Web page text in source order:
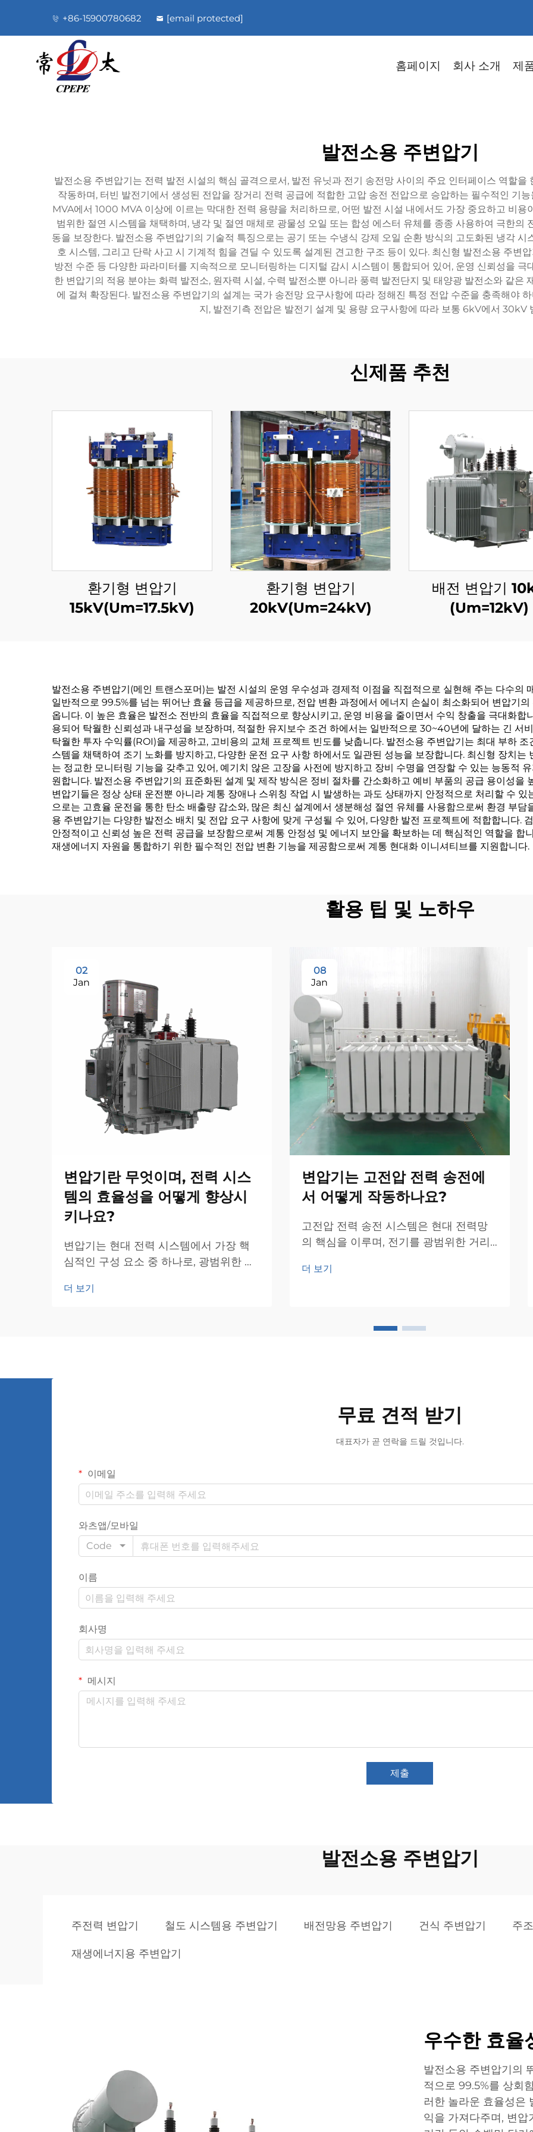
+86-15900780682 [email protected]
홈페이지 회사 소개 제
발전소용 주변압기
발전소용 주변압기는 전력 발전 시설의 핵심 골격으로서, 발전 유닛과 전기 송전망 사이의 주요 인터페이스 역할
작동하며, 터빈 발전기에서 생성된 전압을 장거리 전력 공급에 적합한 고압 송전 전압으로 승압하는 필수적인 기
MVA에서 1000 MVA 이상에 이르는 막대한 전력 용량을 처리하므로, 어떤 발전 시설 내에서도 가장 중요하고 비용
범위한 절연 시스템을 채택하며, 냉각 및 절연 매체로 광물성 오일 또는 합성 에스터 유체를 종종 사용하여 극한의
동을 보장한다. 발전소용 주변압기의 기술적 특징으로는 공기 또는 수냉식 강제 오일 순환 방식의 고도화된 냉각
호 시스템, 그리고 단락 사고 시 기계적 힘을 견딜 수 있도록 설계된 견고한 구조 등이 있다. 최신형 발전소용 주변
방전 수준 등 다양한 파라미터를 지속적으로 모니터링하는 디지털 감시 시스템이 통합되어 있어, 운영 신뢰성을
한 변압기의 적용 분야는 화력 발전소, 원자력 시설, 수력 발전소뿐 아니라 풍력 발전단지 및 태양광 발전소와 같은
에 걸쳐 확장된다. 발전소용 주변압기의 설계는 국가 송전망 요구사항에 따라 정해진 특정 전압 수준을 충족해야
지, 발전기측 전압은 발전기 설계 및 용량 요구사항에 따라 보통 6kV에서 30kV
신제품 추천
환기형 변압기
15kV(Um=17.5kV)
환기형 변압기
20kV(Um=24kV)
배전 변압기
(Um=12kV)
발전소용 주변압기(메인 트랜스포머)는 발전 시설의 운영 우수성과 경제적 이점을 직접적으로 실현해 주는 다수의
일반적으로 99.5%를 넘는 뛰어난 효율 등급을 제공하므로, 전압 변환 과정에서 에너지 손실이 최소화되어 변압기
옵니다. 이 높은 효율은 발전소 전반의 효율을 직접적으로 향상시키고, 운영 비용을 줄이면서 수익 창출을 극대화합
용되어 탁월한 신뢰성과 내구성을 보장하며, 적절한 유지보수 조건 하에서는 일반적으로 30~40년에 달하는 긴 서
탁월한 투자 수익률(ROI)을 제공하고, 고비용의 교체 프로젝트 빈도를 낮춥니다. 발전소용 주변압기는 최대 부하
스템을 채택하여 조기 노화를 방지하고, 다양한 운전 요구 사항 하에서도 일관된 성능을 보장합니다. 최신형 장치
는 정교한 모니터링 기능을 갖추고 있어, 예기치 않은 고장을 사전에 방지하고 장비 수명을 연장할 수 있는 능동적
원합니다. 발전소용 주변압기의 표준화된 설계 및 제작 방식은 정비 절차를 간소화하고 예비 부품의 공급 용이성을
변압기들은 정상 상태 운전뿐 아니라 계통 장애나 스위칭 작업 시 발생하는 과도 상태까지 안정적으로 처리할 수
으로는 고효율 운전을 통한 탄소 배출량 감소와, 많은 최신 설계에서 생분해성 절연 유체를 사용함으로써 환경 부
용 주변압기는 다양한 발전소 배치 및 전압 요구 사항에 맞게 구성될 수 있어, 다양한 발전 프로젝트에 적합합니다.
안정적이고 신뢰성 높은 전력 공급을 보장함으로써 계통 안정성 및 에너지 보안을 확보하는 데 핵심적인 역할을 합
재생에너지 자원을 통합하기 위한 필수적인 전압 변환 기능을 제공함으로써 계통 현대화 이니셔티브를 지원합니다.
활용 팁 및 노하우
02
Jan
변압기란 무엇이며, 전력 시스
템의 효율성을 어떻게 향상시
키나요?
변압기는 현대 전력 시스템에서 가장 핵
심적인 구성 요소 중 하나로, 광범위한 네
의 효율성을 담보하는 기반이 됩니다. 이
더 보기
08
Jan
변압기는 고전압 전력 송전에
서 어떻게 작동하나요?
고전압 전력 송전 시스템은 현대 전력망
의 핵심을 이루며, 전기를 광범위한 거리
이러한 복잡한 네트워크의 중심에는 전력
더 보기
무료 견적 받기
대표자가 곧 연락을 드릴 것입니다.
이메일
와츠앱/모바일
Code
이름
회사명
메시지
제출
발전소용 주변압기
주전력 변압기 철도 시스템용 주변압기 배전망용 주변압기 건식 주변압기 주
재생에너지용 주변압기
우수한 효율
발전소용 주변압기의
적으로 99.5%를 상회
러한 놀라운 효율성은
익을 가져다주며, 변